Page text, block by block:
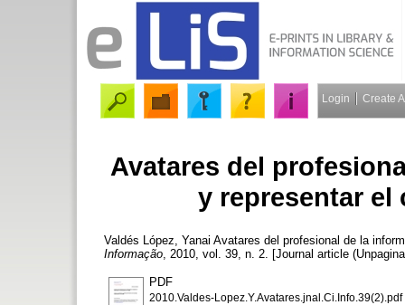
Login Create
Avatares del
y representar el
Valdés López, Yanai Avatares del profesional de la
Informação , 2010, vol. 39, n. 2. [Journal article
PDF
2010.Valdes-Lopez.Y.Avatares.jnal.Ci.Info.39(2).pdf